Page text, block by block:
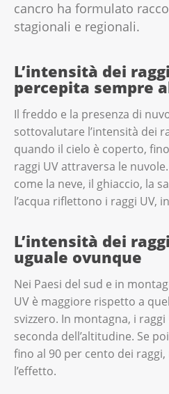
cancro ha formulato
stagionali e regionali.
L’intensità dei
percepita sempre
Il freddo e la presenza di
sottovalutare l’intensità dei
quando il cielo è coperto,
raggi UV attraversa le
come la neve, il ghiaccio, la
l’acqua riflettono i raggi UV,
L’intensità dei
uguale ovunque
Nei Paesi del sud e in
UV è maggiore rispetto a
svizzero. In montagna, i
seconda dell’altitudine. Se
fino al 90 per cento dei
l’effetto.